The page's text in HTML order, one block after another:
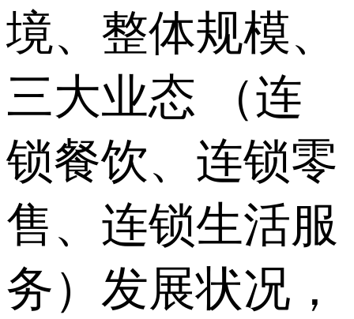
境、整体规模、
三大业态 （连
锁餐饮、连锁零
售、连锁生活服
务）发展状况，